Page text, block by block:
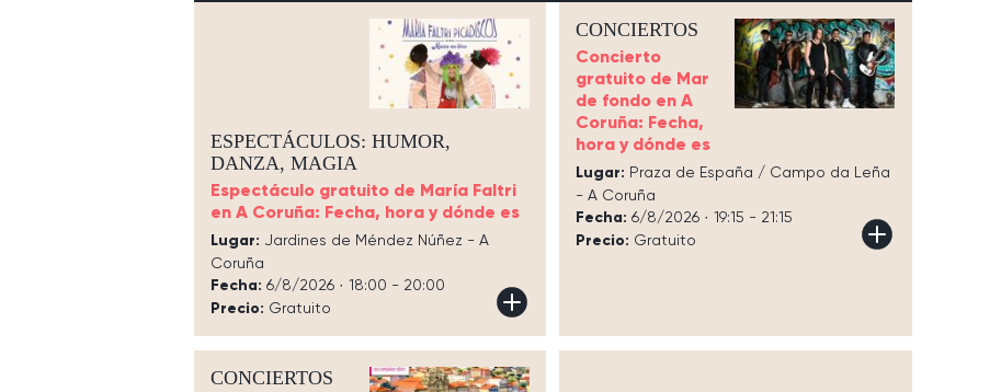
ESPECTÁCULOS: HUMOR,
DANZA, MAGIA
Espectáculo gratuito de María Faltri
en A Coruña: Fecha, hora y dónde es
Lugar: Jardines de Méndez Núñez - A
Coruña
Fecha: 6/8/2026 · 18:00 - 20:00
Precio: Gratuito
CONCIERTOS
Concierto
gratuito de Mar
de fondo en A
Coruña: Fecha,
hora y dónde es
Lugar: Praza de España / Campo da Leña
- A Coruña
Fecha: 6/8/2026 · 19:15 - 21:15
Precio: Gratuito
CONCIERTOS